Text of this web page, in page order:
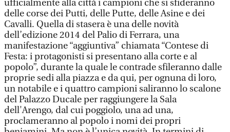
ufficialmente alla città i campioni che si sfideranno
delle corse dei Putti, delle Putte, delle Asine e dei
Cavalli. Quella di stasera è una delle novità
dell’edizione 2014 del Palio di Ferrara, una
manifestazione “aggiuntiva” chiamata “Contese di
Festa: i protagonisti si presentano alla corte e al
popolo”, durante la quale le contrade sfileranno dalle
proprie sedi alla piazza e da qui, per ognuna di loro,
un notabile e i quattro campioni saliranno lo scalone
del Palazzo Ducale per raggiungere la Sala
dell'Arengo, dal cui poggiolo, una ad una,
proclameranno al popolo i nomi dei propri